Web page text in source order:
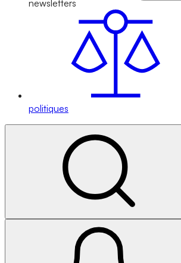
newsletters
politiques